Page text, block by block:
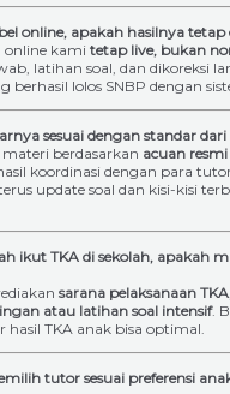
online, apakah hasilnya tetap
online kami tetap live, bukan
latihan soal, dan dikoreksi
berhasil lolos SNBP dengan
sesuai dengan standar
berdasarkan acuan
koordinasi dengan para
update soal dan kisi-kisi
ikut TKA di sekolah, apakah
sarana pelaksanaan TKA
atau latihan soal intensif.
TKA anak bisa optimal.
tutor sesuai preferensi